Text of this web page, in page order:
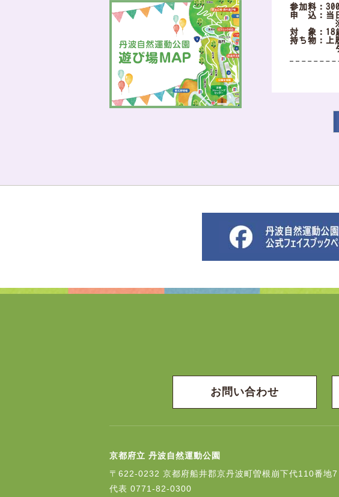
参加料：
申 込：当
※直接
対 象：18
持ち物：上
タオル
お問い合わせ
京都府立 丹波自然運動公園
〒622-0232 京都府船井郡京丹波町曽根崩下代110番地7
代表 0771-82-0300